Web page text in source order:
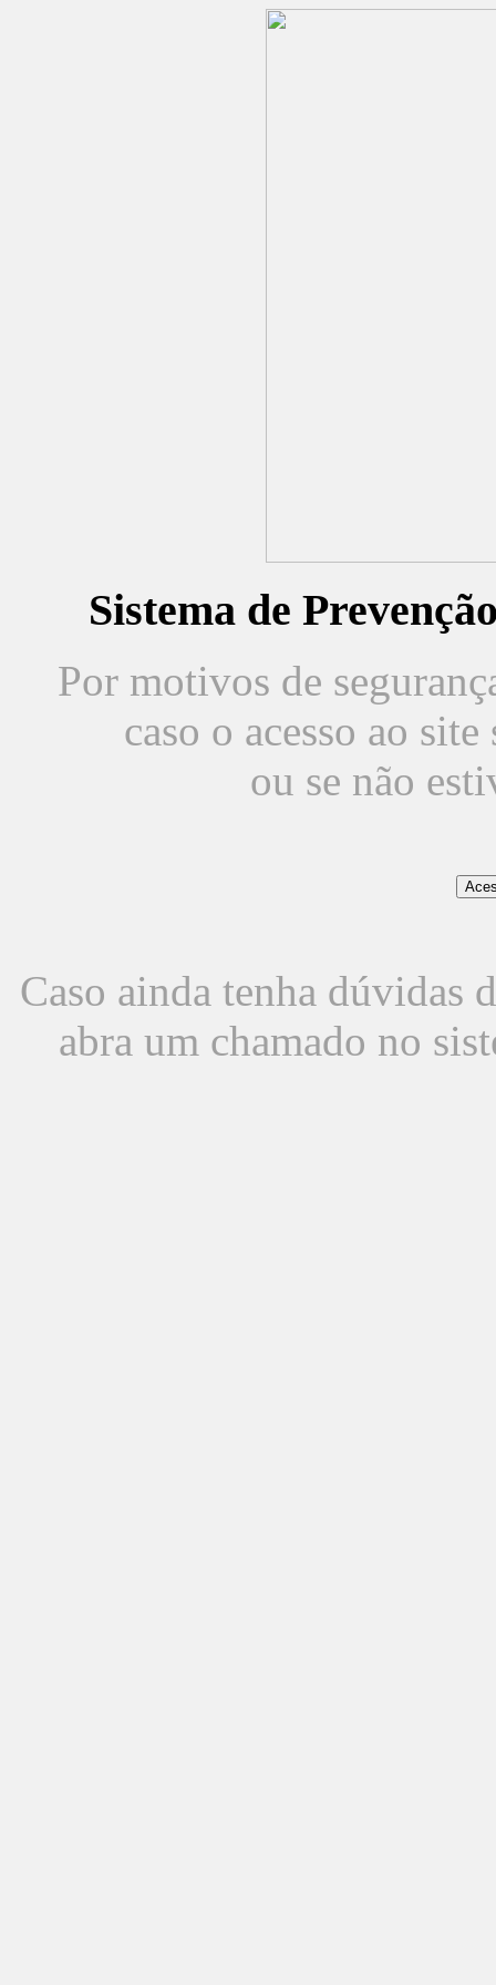
Sistema de
Por motivos de
caso o acesso ao
ou se não
Caso ainda tenha dúvidas
abra um chamado no